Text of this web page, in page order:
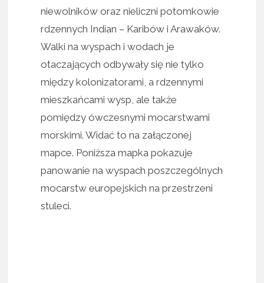
niewolników oraz nieliczni potomkowie
rdzennych Indian – Karibów i Arawaków.
Walki na wyspach i wodach je
otaczających odbywały się nie tylko
między kolonizatorami, a rdzennymi
mieszkańcami wysp, ale także
pomiędzy ówczesnymi mocarstwami
morskimi. Widać to na załączonej
mapce. Poniższa mapka pokazuje
panowanie na wyspach poszczególnych
mocarstw europejskich na przestrzeni
stuleci.